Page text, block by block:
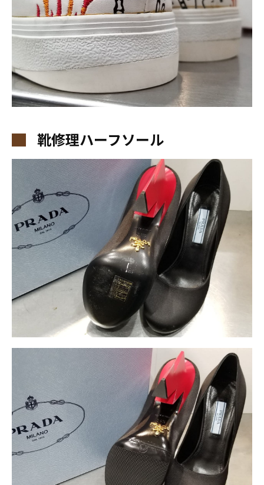
靴修理ハーフソール